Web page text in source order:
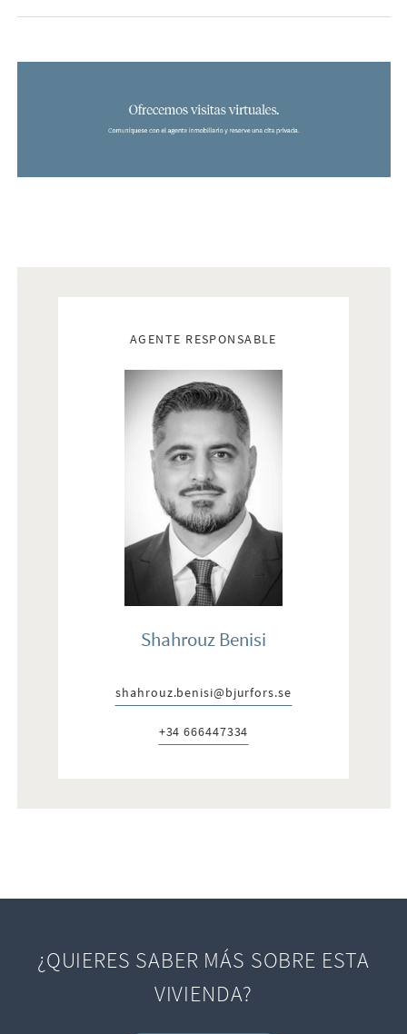
la Costa del Sol, así que no dude en ponerse en contacto con
AGENTE RESPONSABLE
Shahrouz Benisi
E-post:
shahrouz.benisi@bjurfors.se
Telefon:
+34 666447334
¿QUIERES SABER MÁS SOBRE ESTA
VIVIENDA?